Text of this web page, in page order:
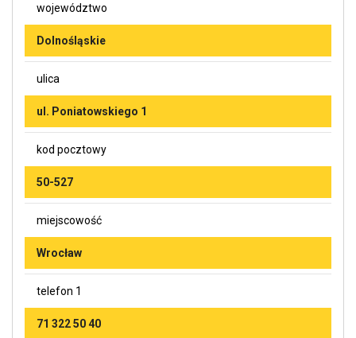
województwo
Dolnośląskie
ulica
ul. Poniatowskiego 1
kod pocztowy
50-527
miejscowość
Wrocław
telefon 1
71 322 50 40